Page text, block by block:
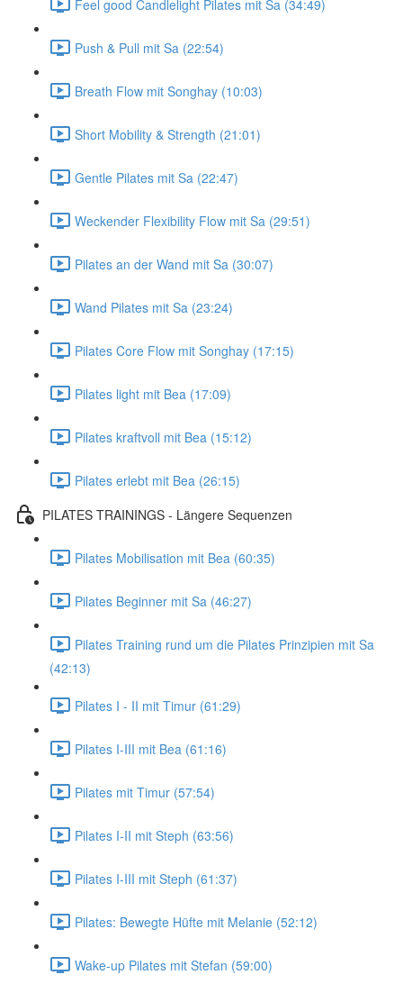
Feel good Candlelight Pilates mit Sa (34:49)
Push & Pull mit Sa (22:54)
Breath Flow mit Songhay (10:03)
Short Mobility & Strength (21:01)
Gentle Pilates mit Sa (22:47)
Weckender Flexibility Flow mit Sa (29:51)
Pilates an der Wand mit Sa (30:07)
Wand Pilates mit Sa (23:24)
Pilates Core Flow mit Songhay (17:15)
Pilates light mit Bea (17:09)
Pilates kraftvoll mit Bea (15:12)
Pilates erlebt mit Bea (26:15)
PILATES TRAININGS - Längere Sequenzen
Pilates Mobilisation mit Bea (60:35)
Pilates Beginner mit Sa (46:27)
Pilates Training rund um die Pilates Prinzipien mit Sa
(42:13)
Pilates I - II mit Timur (61:29)
Pilates I-III mit Bea (61:16)
Pilates mit Timur (57:54)
Pilates I-II mit Steph (63:56)
Pilates I-III mit Steph (61:37)
Pilates: Bewegte Hüfte mit Melanie (52:12)
Wake-up Pilates mit Stefan (59:00)